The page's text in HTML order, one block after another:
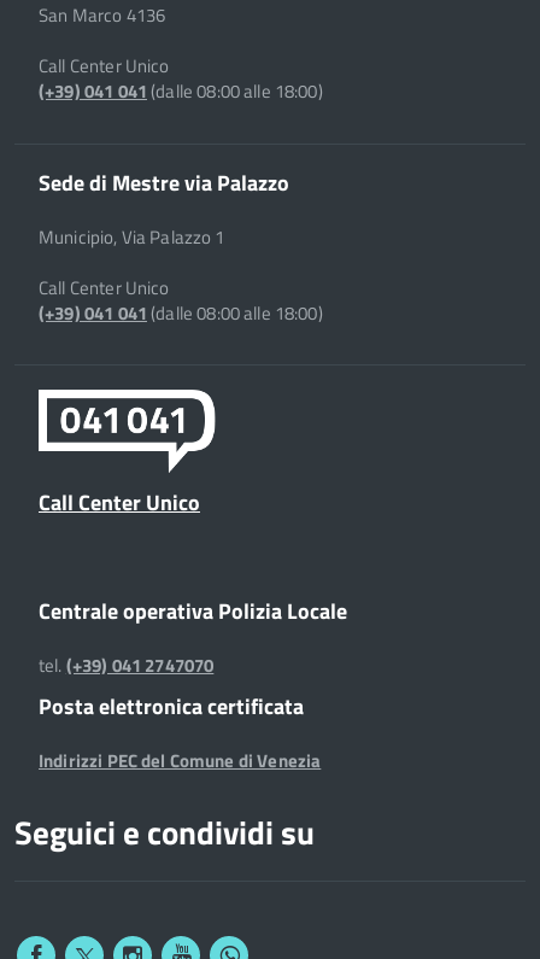
San Marco 4136
Call Center Unico
(+39) 041 041(dalle 08:00 alle 18:00)
Sede di Mestre via Palazzo
Municipio, Via Palazzo 1
Call Center Unico
(+39) 041 041(dalle 08:00 alle 18:00)
Call Center Unico
Centrale operativa Polizia Locale
tel.(+39) 041 2747070
Posta elettronica certificata
Indirizzi PEC del Comune di Venezia
Seguici e condividi su